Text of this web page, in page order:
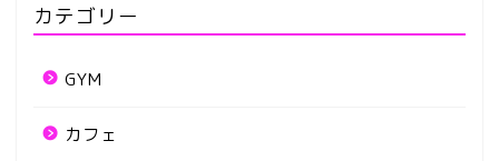
カテゴリー
GYM
カフェ